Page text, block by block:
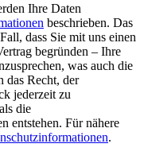
Ihre Daten
beschrieben. Das
dass Sie mit uns einen
begründen – Ihre
was auch die
das Recht, der
jederzeit zu
die
entstehen. Für nähere
.